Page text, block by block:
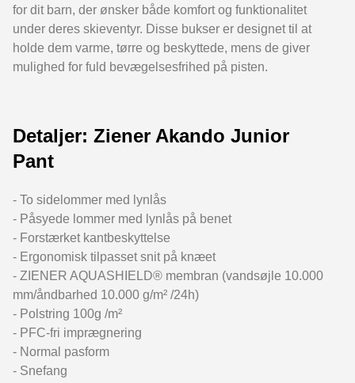
for dit barn, der ønsker både komfort og funktionalitet
under deres skieventyr. Disse bukser er designet til at
holde dem varme, tørre og beskyttede, mens de giver
mulighed for fuld bevægelsesfrihed på pisten.
Detaljer: Ziener Akando Junior
Pant
- To sidelommer med lynlås
- Påsyede lommer med lynlås på benet
- Forstærket kantbeskyttelse
- Ergonomisk tilpasset snit på knæet
- ZIENER AQUASHIELD® membran (vandsøjle 10.000
mm/åndbarhed 10.000 g/m² /24h)
- Polstring 100g /m²
- PFC-fri imprægnering
- Normal pasform
- Snefang